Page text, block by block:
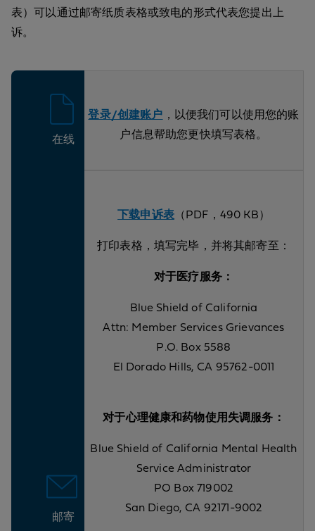
表）可以通过邮寄纸质表格或致电的形式代表您提出上
诉。
在线
登录/创建账户 ，以便我们可以使用您的账
户信息帮助您更快填写表格。
邮寄
下载申诉表（PDF，490 KB）
打印表格，填写完毕，并将其邮寄至：
对于医疗服务：
Blue Shield of California
Attn: Member Services Grievances
P.O. Box 5588
El Dorado Hills, CA 95762-0011
对于心理健康和药物使用失调服务：
Blue Shield of California Mental Health
Service Administrator
PO Box 719002
San Diego, CA 92171-9002